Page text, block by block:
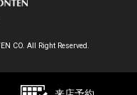
CO. All Right Reserved.